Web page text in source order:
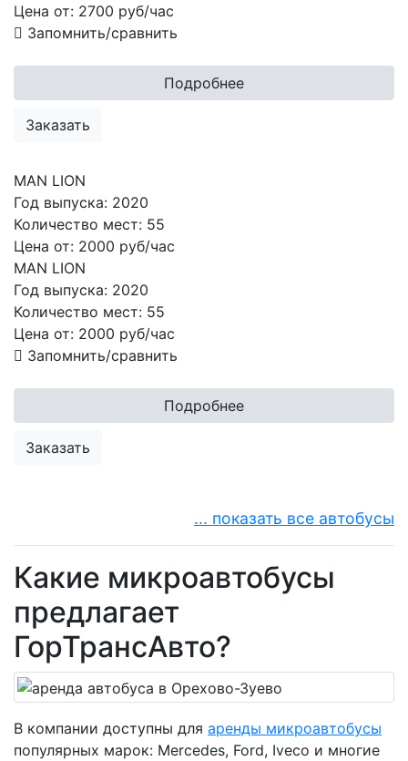
Цена от: 2700 руб/час
Запомнить/сравнить
Подробнее
Заказать
MAN LION
Год выпуска: 2020
Количество мест: 55
Цена от: 2000 руб/час
MAN LION
Год выпуска: 2020
Количество мест: 55
Цена от: 2000 руб/час
Запомнить/сравнить
Подробнее
Заказать
... показать все автобусы
Какие микроавтобусы
предлагает
ГорТрансАвто?
В компании доступны для аренды микроавтобусы
популярных марок: Mercedes, Ford, Iveco и многие